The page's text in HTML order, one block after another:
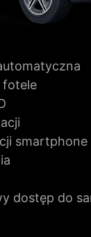
fotele
smartphone
dostęp do